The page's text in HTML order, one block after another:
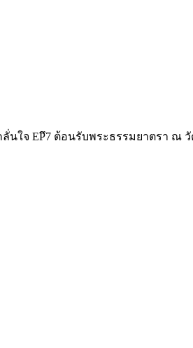
นใจ EPึ7 ต้อนรับพระธรรมยาตรา ณ